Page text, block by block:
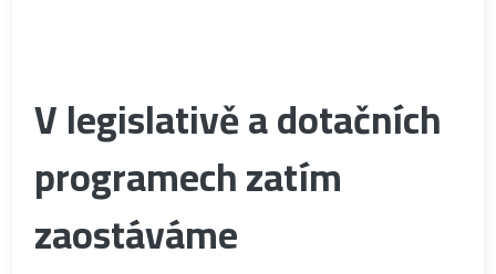
V legislativě a dotačních
programech zatím
zaostáváme